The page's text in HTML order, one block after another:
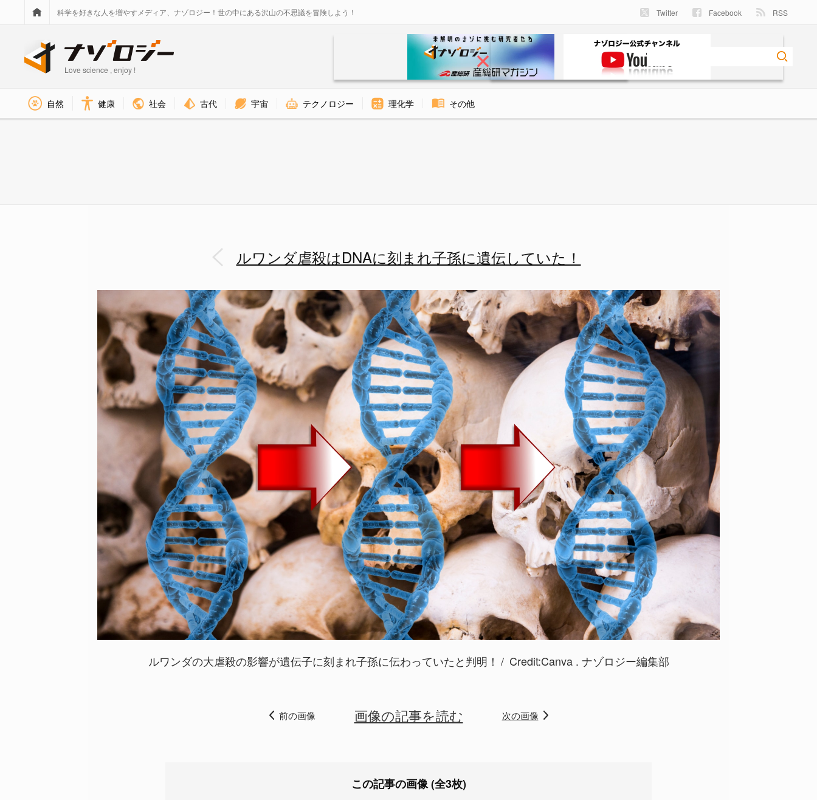
科学を好きな人を増やすメディア、ナゾロジー！世の中にある沢山の不思議を冒険しよう！ Twitter Facebook RSS
Love science , enjoy !
自然 健康 社会 古代 宇宙 テクノロジー 理化学 その他
ルワンダ虐殺はDNAに刻まれ子孫に遺伝していた！
ルワンダの大虐殺の影響が遺伝子に刻まれ子孫に伝わっていたと判明！ Credit:Canva . ナゾロジー編集部
前の画像 画像の記事を読む 次の画像
この記事の画像 (全3枚)